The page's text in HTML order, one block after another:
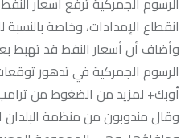
انقطاع الإمدادات، وخاصة بالنسبة
وأضاف أن أسعار النفط قد تهبط
الرسوم الجمركية في تدهور
أوبك+ لمزيد من الضغوط من
وقال مندوبون من منظمة البلدان